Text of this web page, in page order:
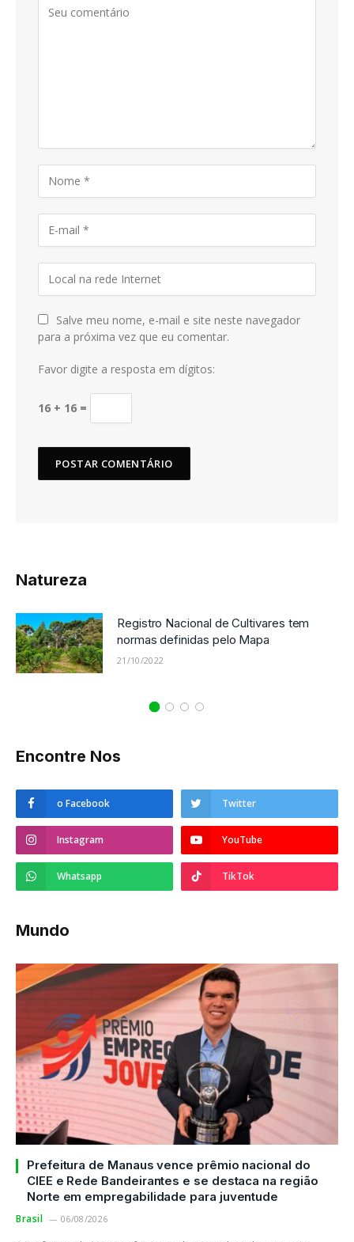
Salve meu nome, e-mail e site neste navegador
para a próxima vez que eu comentar.
Favor digite a resposta em dígitos:
16 + 16 =
Natureza
Registro Nacional de Cultivares tem
normas definidas pelo Mapa
21/10/2022
Encontre Nos
o Facebook Twitter
Instagram YouTube
Whatsapp TikTok
Mundo
Prefeitura de Manaus vence prêmio nacional do
CIEE e Rede Bandeirantes e se destaca na região
Norte em empregabilidade para juventude
Brasil 06/08/2026